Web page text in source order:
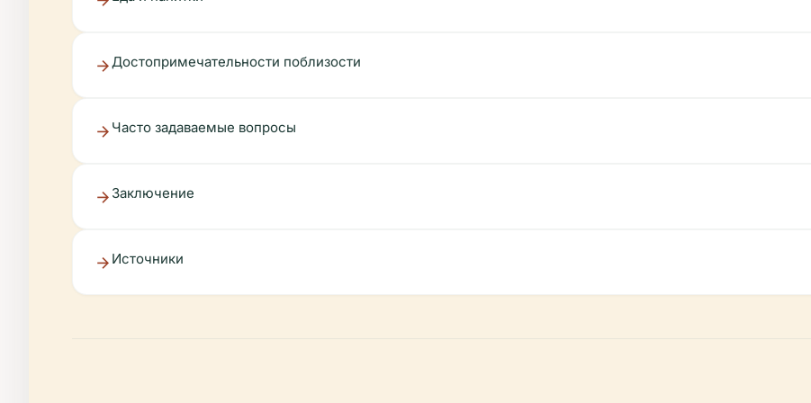
Достопримечательности поблизости
Часто задаваемые вопросы
Заключение
Источники